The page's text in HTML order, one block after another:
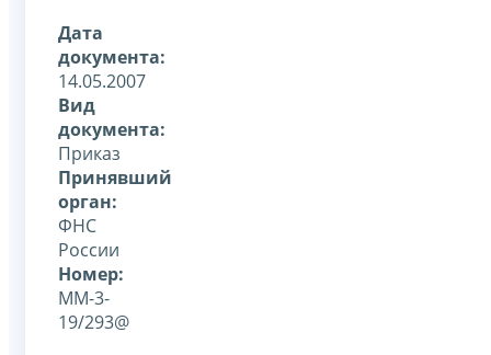
Дата
документа:
14.05.2007
Вид
документа:
Приказ
Принявший
орган:
ФНС
России
Номер:
ММ-3-
19/293@